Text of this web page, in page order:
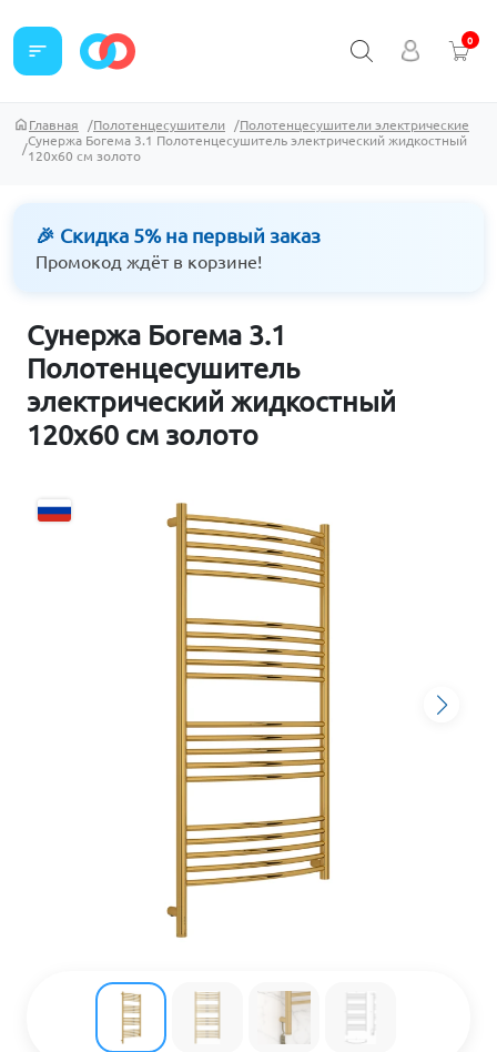
sort 0
Главная Полотенцесушители
Полотенцесушители электрические
Сунержа Богема 3.1 Полотенцесушитель электрический жидкостный
120х60 см золото
🎉 Скидка 5% на первый заказ
Промокод ждёт в корзине!
Сунержа Богема 3.1
Полотенцесушитель
электрический жидкостный
120х60 см золото